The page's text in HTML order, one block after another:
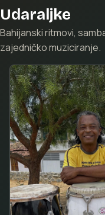
Udaraljke
Bahijanski ritmovi,
zajedničko muziciranje.